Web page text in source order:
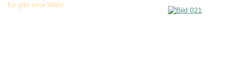
Es gibt eine Wahl